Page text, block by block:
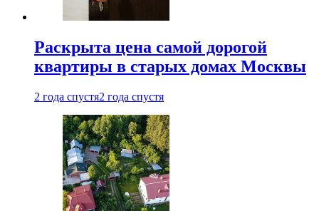
Раскрыта цена самой дорогой
квартиры в старых домах Москвы
2 года спустя2 года спустя